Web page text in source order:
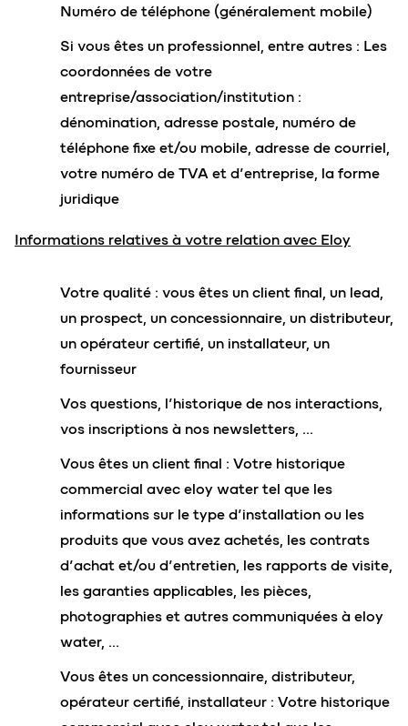
Numéro de téléphone (généralement mobile)
Si vous êtes un professionnel, entre autres : Les
coordonnées de votre
entreprise/association/institution :
dénomination, adresse postale, numéro de
téléphone fixe et/ou mobile, adresse de courriel,
votre numéro de TVA et d’entreprise, la forme
juridique
Informations relatives à votre relation avec Eloy
Votre qualité : vous êtes un client final, un lead,
un prospect, un concessionnaire, un distributeur,
un opérateur certifié, un installateur, un
fournisseur
Vos questions, l’historique de nos interactions,
vos inscriptions à nos newsletters, …
Vous êtes un client final : Votre historique
commercial avec eloy water tel que les
informations sur le type d’installation ou les
produits que vous avez achetés, les contrats
d’achat et/ou d’entretien, les rapports de visite,
les garanties applicables, les pièces,
photographies et autres communiquées à eloy
water, …
Vous êtes un concessionnaire, distributeur,
opérateur certifié, installateur : Votre historique